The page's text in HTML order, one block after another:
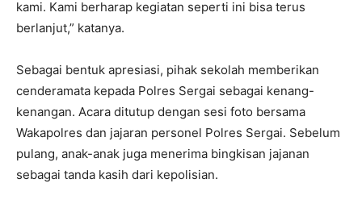
kami. Kami berharap kegiatan seperti ini bisa terus
berlanjut,” katanya.
Sebagai bentuk apresiasi, pihak sekolah memberikan
cenderamata kepada Polres Sergai sebagai kenang-
kenangan. Acara ditutup dengan sesi foto bersama
Wakapolres dan jajaran personel Polres Sergai. Sebelum
pulang, anak-anak juga menerima bingkisan jajanan
sebagai tanda kasih dari kepolisian.